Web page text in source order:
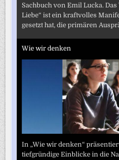
Sachbuch von Emil Lucka.
Liebe“ ist ein kraftvolles
gesetzt hat, die primären
Wie wir denken
In „Wie wir denken“
tiefgründige Einblicke in die